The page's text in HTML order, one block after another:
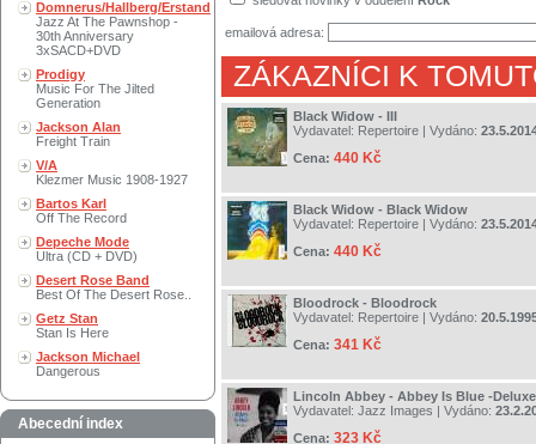
Domnerus/Hallberg/Erstand
Jazz At The Pawnshop -
30th Anniversary
3xSACD+DVD
Prodigy
Music For The Jilted
Generation
Jackson Alan
Freight Train
V/A
Klezmer Music 1908-1927
Bartos Karl
Off The Record
Depeche Mode
Ultra (CD + DVD)
Desert Rose Band
Best Of The Desert Rose..
Getz Stan
Stan Is Here
Jackson Michael
Dangerous
Abecední index
emailová adresa:
ZÁKAZNÍCI K
Black Widow - III
Vydavatel: Repertoire | Vydáno:
Cena: 440 Kč
Black Widow - Black Widow
Vydavatel: Repertoire | Vydáno:
Cena: 440 Kč
Bloodrock - Bloodrock
Vydavatel: Repertoire | Vydáno:
Cena: 341 Kč
Lincoln Abbey - Abbey Is Blue -
Vydavatel: Jazz Images | Vydáno:
Cena: 323 Kč